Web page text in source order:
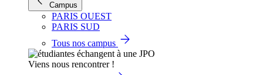
Campus
PARIS OUEST
PARIS SUD
Tous nos campus
Viens nous rencontrer !